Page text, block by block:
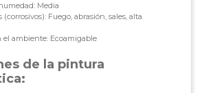
Media
(corrosivos): Fuego, abrasión, sales, alta
el ambiente: Ecoamigable
de la pintura